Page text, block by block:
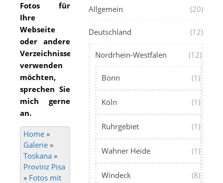
Fotos für
Ihre
Webseite
oder andere
Verzeichnisse
verwenden
möchten,
sprechen Sie
mich gerne
an.
Home »
Galerie »
Toskana »
Provinz Pisa
» Fotos mit
Allgemein (20)
Deutschland (12)
Nordrhein-Westfalen (12)
Bonn (1)
Köln (1)
Ruhrgebiet (1)
Wahner Heide (1)
Windeck (8)